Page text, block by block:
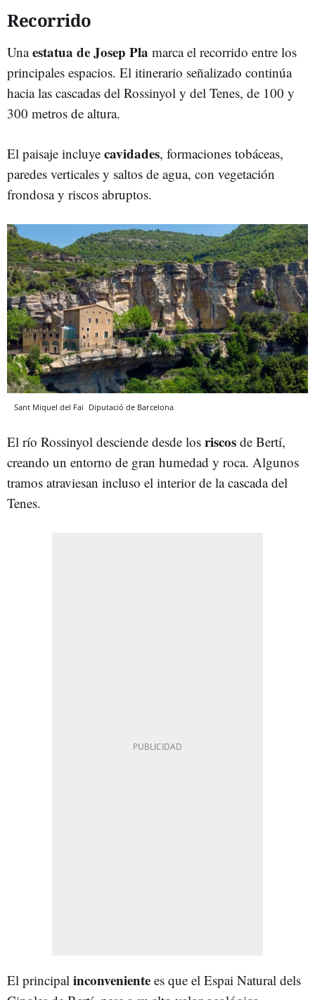
Recorrido
Unaestatua de Josep Pla marca el recorrido entre los
principales espacios. El itinerario señalizado continúa
hacia las cascadas del Rossinyol y del Tenes, de 100 y
300 metros de altura.
El paisaje incluye cavidades, formaciones tobáceas,
paredes verticales y saltos de agua, con vegetación
frondosa y riscos abruptos.
Sant Miquel del Fai Diputació de Barcelona
El río Rossinyol desciende desde los riscos de Bertí,
creando un entorno de gran humedad y roca. Algunos
tramos atraviesan incluso el interior de la cascada del
Tenes.
El principal inconveniente es que el Espai Natural dels